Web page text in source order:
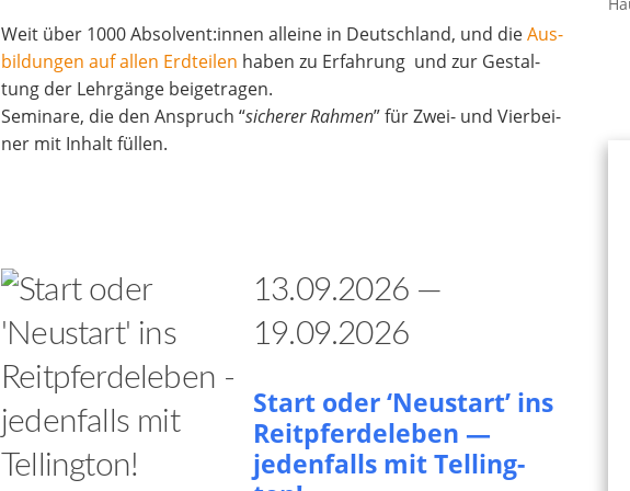
Weit über 1000 Absolvent:innen allei­ne in Deutsch­land, und dieAus­
bil­dun­gen auf allen Erd­tei­len haben zu Erfah­rung und zur Gestal­
tung der Lehr­gän­ge bei­getra­gen.
Semi­na­re, die den Anspruch “siche­rer Rah­men” für Zwei- und Vier­bei­
ner mit Inhalt füllen.
13.09.2026 —
19.09.2026
Start oder ‘Neu­start’ ins
Reit­pfer­de­le­ben —
jeden­falls mit Tel­ling­